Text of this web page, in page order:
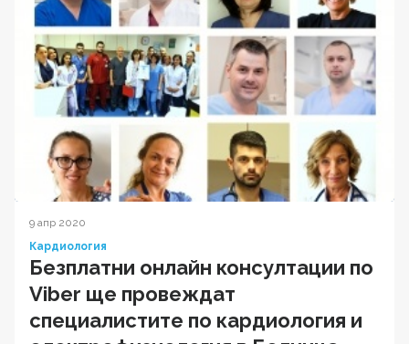
9 апр 2020
Кардиология
Безплатни онлайн консултации по
Viber ще провеждат
специалистите по кардиология и